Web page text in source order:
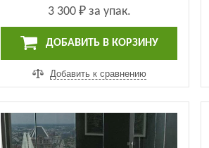
3 300 ₽за упак.
ДОБАВИТЬ В КОРЗИНУ
Добавить к сравнению